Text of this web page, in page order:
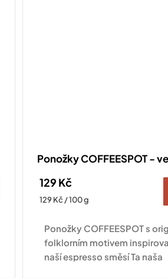
Ponožky COFFEESPOT -
129 Kč
Měrná
129 Kč / 100 g
Ponožky COFFEESPOT s
folklorním motivem
naší espresso směsí Ta naša